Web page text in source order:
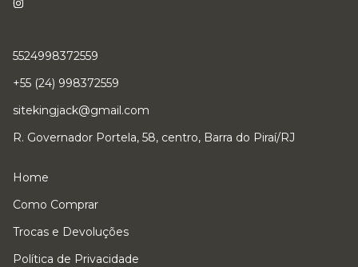
5524998372559
+55 (24) 998372559
sitekingjack@gmail.com
R. Governador Portela, 58, centro, Barra do Piraí/RJ
Home
Como Comprar
Trocas e Devoluções
Política de Privacidade